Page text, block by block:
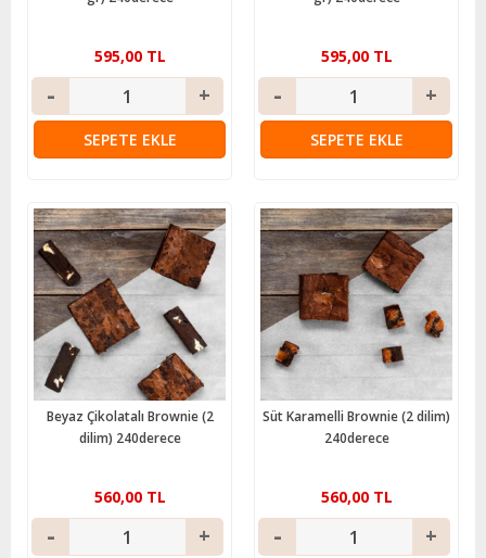
595,00 TL
SEPETE EKLE
595,00 TL
SEPETE EKLE
Beyaz Çikolatalı Brownie (2
dilim) 240derece
560,00 TL
Süt Karamelli Brownie (2 dilim)
240derece
560,00 TL